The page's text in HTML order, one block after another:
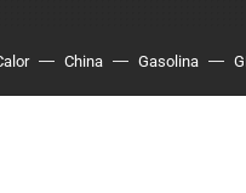
China Gasolina